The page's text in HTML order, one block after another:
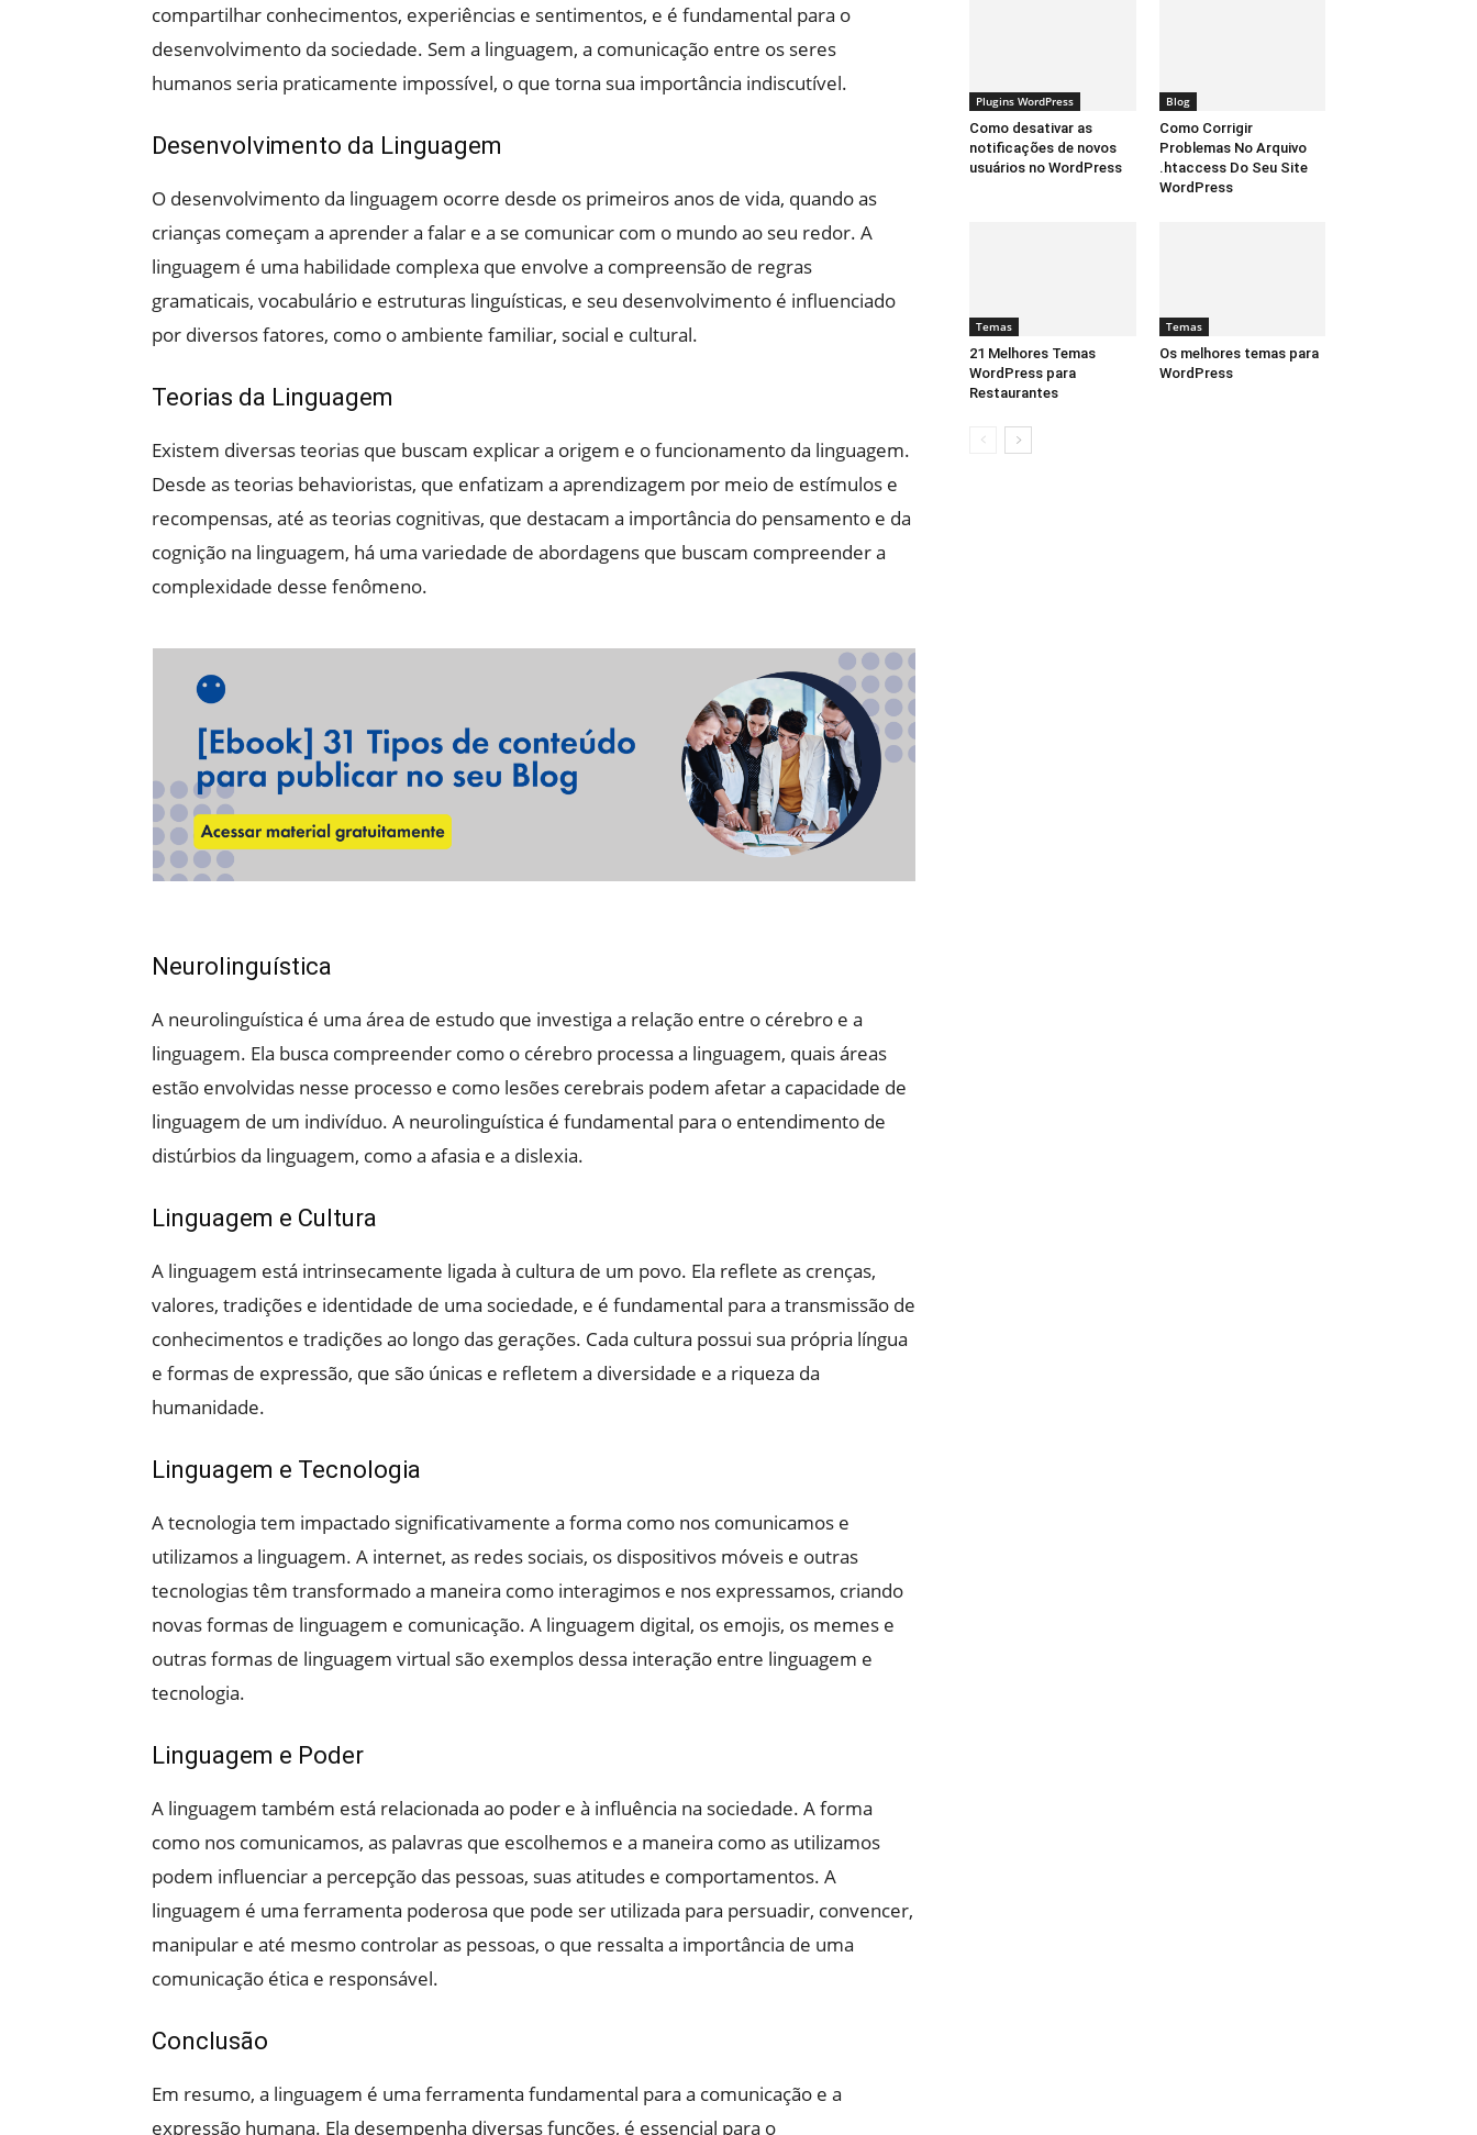
compartilhar conhecimentos, experiências e sentimentos, e é fundamental para o
desenvolvimento da sociedade. Sem a linguagem, a comunicação entre os seres
humanos seria praticamente impossível, o que torna sua importância indiscutível.
Desenvolvimento da Linguagem
O desenvolvimento da linguagem ocorre desde os primeiros anos de vida, quando as
crianças começam a aprender a falar e a se comunicar com o mundo ao seu redor. A
linguagem é uma habilidade complexa que envolve a compreensão de regras
gramaticais, vocabulário e estruturas linguísticas, e seu desenvolvimento é influenciado
por diversos fatores, como o ambiente familiar, social e cultural.
Teorias da Linguagem
Existem diversas teorias que buscam explicar a origem e o funcionamento da linguagem.
Desde as teorias behavioristas, que enfatizam a aprendizagem por meio de estímulos e
recompensas, até as teorias cognitivas, que destacam a importância do pensamento e da
cognição na linguagem, há uma variedade de abordagens que buscam compreender a
complexidade desse fenômeno.
Neurolinguística
A neurolinguística é uma área de estudo que investiga a relação entre o cérebro e a
linguagem. Ela busca compreender como o cérebro processa a linguagem, quais áreas
estão envolvidas nesse processo e como lesões cerebrais podem afetar a capacidade de
linguagem de um indivíduo. A neurolinguística é fundamental para o entendimento de
distúrbios da linguagem, como a afasia e a dislexia.
Linguagem e Cultura
A linguagem está intrinsecamente ligada à cultura de um povo. Ela reflete as crenças,
valores, tradições e identidade de uma sociedade, e é fundamental para a transmissão de
conhecimentos e tradições ao longo das gerações. Cada cultura possui sua própria língua
e formas de expressão, que são únicas e refletem a diversidade e a riqueza da
humanidade.
Linguagem e Tecnologia
A tecnologia tem impactado significativamente a forma como nos comunicamos e
utilizamos a linguagem. A internet, as redes sociais, os dispositivos móveis e outras
tecnologias têm transformado a maneira como interagimos e nos expressamos, criando
novas formas de linguagem e comunicação. A linguagem digital, os emojis, os memes e
outras formas de linguagem virtual são exemplos dessa interação entre linguagem e
tecnologia.
Linguagem e Poder
A linguagem também está relacionada ao poder e à influência na sociedade. A forma
como nos comunicamos, as palavras que escolhemos e a maneira como as utilizamos
podem influenciar a percepção das pessoas, suas atitudes e comportamentos. A
linguagem é uma ferramenta poderosa que pode ser utilizada para persuadir, convencer,
manipular e até mesmo controlar as pessoas, o que ressalta a importância de uma
comunicação ética e responsável.
Conclusão
Em resumo, a linguagem é uma ferramenta fundamental para a comunicação e a
expressão humana. Ela desempenha diversas funções, é essencial para o
Plugins WordPress
Como desativar as
notificações de novos
usuários no WordPress
Blog
Como Corrigir
Problemas No Arquivo
.htaccess Do Seu Site
WordPress
Temas
21 Melhores Temas
WordPress para
Restaurantes
Temas
Os melhores temas para
WordPress